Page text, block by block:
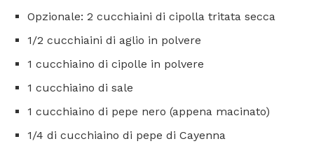
Opzionale: 2 cucchiaini di cipolla tritata secca
1/2 cucchiaini di aglio in polvere
1 cucchiaino di cipolle in polvere
1 cucchiaino di sale
1 cucchiaino di pepe nero (appena macinato)
1/4 di cucchiaino di pepe di Cayenna